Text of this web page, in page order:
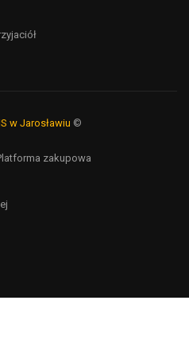
w Jarosławiu ©
zakupowa